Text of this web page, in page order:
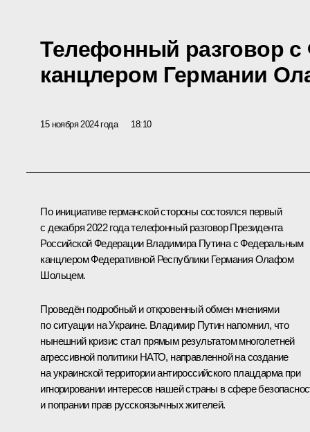
Телефонный разговор
канцлером Германии
15 ноября 2024 года 18:10
По инициативе германской стороны состоялся первый
с декабря 2022 года телефонный разговор Президента
Российской Федерации Владимира Путина с Федеральным
канцлером Федеративной Республики Германия Олафом
Шольцем.
Проведён подробный и откровенный обмен мнениями
по ситуации на Украине. Владимир Путин напомнил, что
нынешний кризис стал прямым результатом многолетней
агрессивной политики НАТО, направленной на создание
на украинской территории антироссийского плацдарма при
игнорировании интересов нашей страны в сфере
и попрании прав русскоязычных жителей.